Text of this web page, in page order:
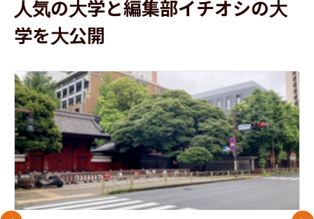
人気の大学と編集部イチオシの大
学を大公開